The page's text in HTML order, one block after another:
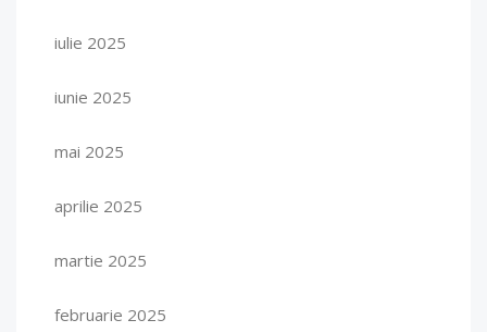
iulie 2025
iunie 2025
mai 2025
aprilie 2025
martie 2025
februarie 2025